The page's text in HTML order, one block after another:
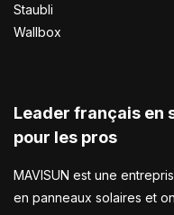
Staubli
Wallbox
Leader français en
pour les pros
MAVISUN est une
en panneaux solaires et